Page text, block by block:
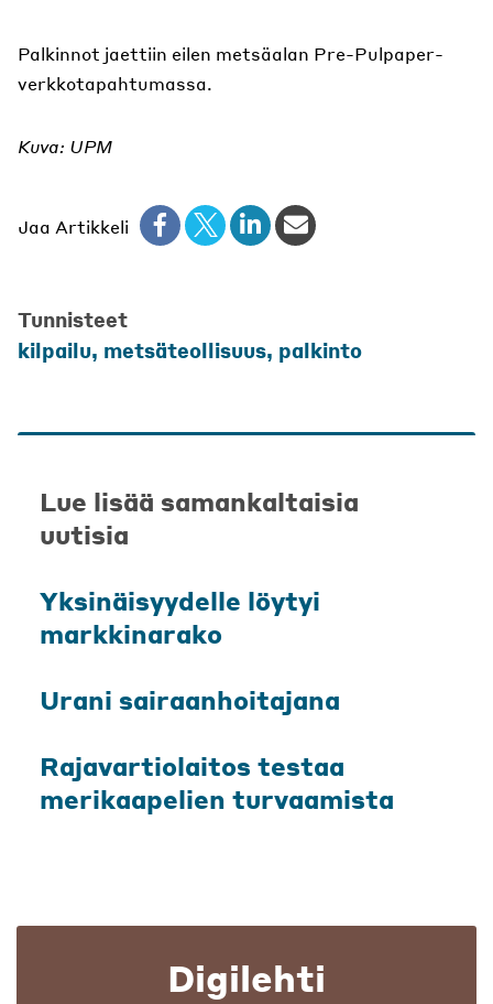
Palkinnot jaettiin eilen metsäalan Pre-Pulpaper-
verkkotapahtumassa.
Kuva: UPM
Jaa Artikkeli
Tunnisteet
kilpailu, metsäteollisuus, palkinto
Lue lisää samankaltaisia
uutisia
Yksinäisyydelle löytyi
markkinarako
Urani sairaanhoitajana
Rajavartiolaitos testaa
merikaapelien turvaamista
Digilehti